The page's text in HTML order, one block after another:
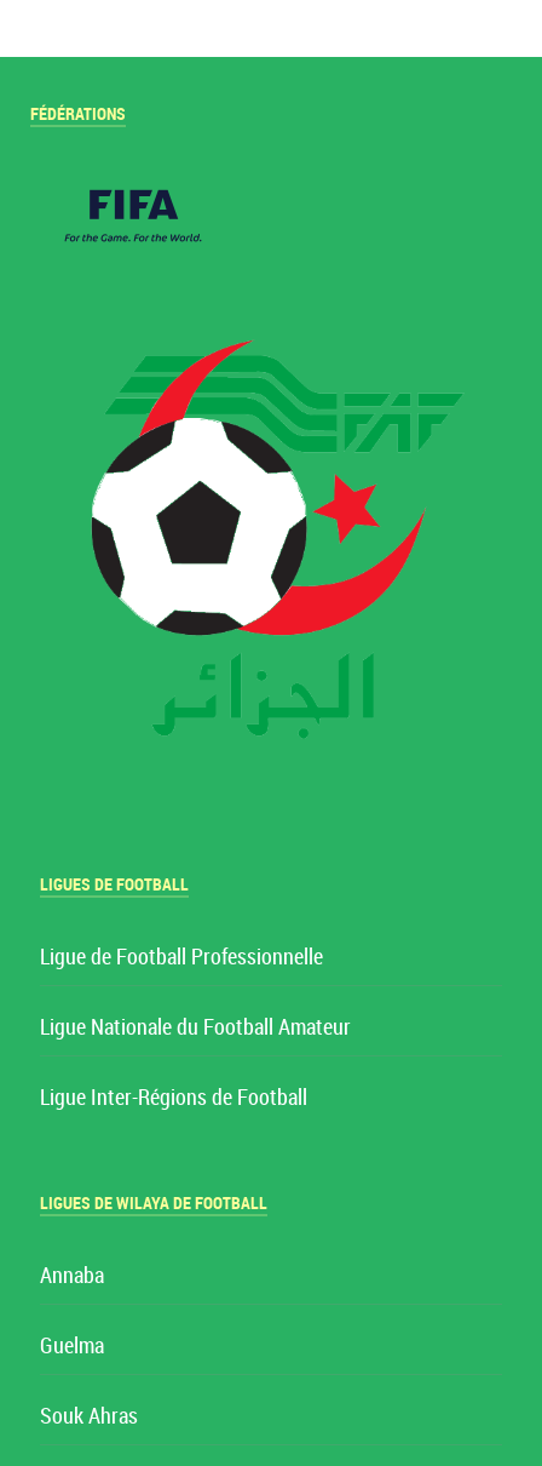
FÉDÉRATIONS
LIGUES DE FOOTBALL
Ligue de Football Professionnelle
Ligue Nationale du Football Amateur
Ligue Inter-Régions de Football
LIGUES DE WILAYA DE FOOTBALL
Annaba
Guelma
Souk Ahras